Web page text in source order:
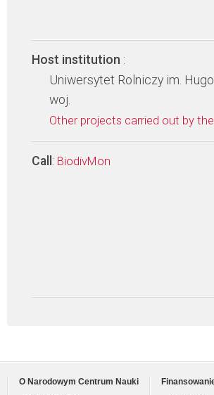
Host institution :
Uniwersytet Rolniczy im.
woj.
Other projects carried out by
Call : BiodivMon
O Narodowym Centrum Nauki